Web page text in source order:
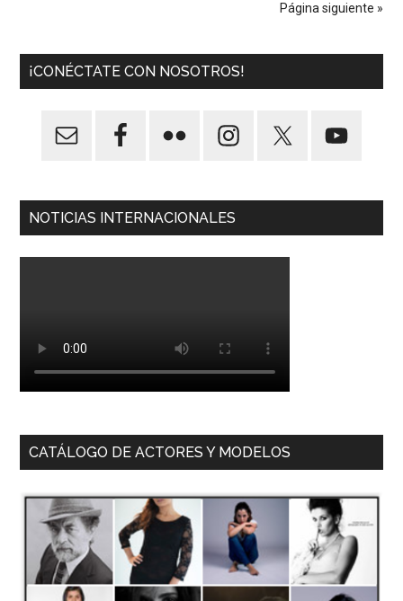
Página siguiente »
¡CONÉCTATE CON NOSOTROS!
NOTICIAS INTERNACIONALES
CATÁLOGO DE ACTORES Y MODELOS